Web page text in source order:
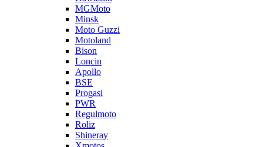
MGMoto
Minsk
Moto Guzzi
Motoland
Bison
Loncin
Apollo
BSE
Progasi
PWR
Regulmoto
Roliz
Shineray